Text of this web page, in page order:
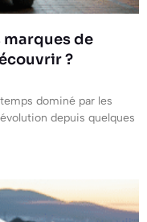
de
?
dominé par les
depuis quelques